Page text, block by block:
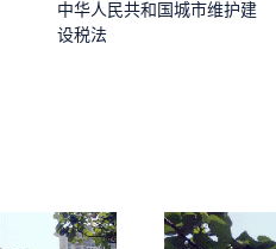
中华人民共和国城市维护建
设税法